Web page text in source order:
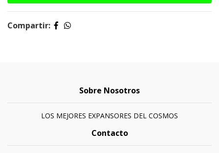
Compartir:
Sobre Nosotros
LOS MEJORES EXPANSORES DEL COSMOS
Contacto